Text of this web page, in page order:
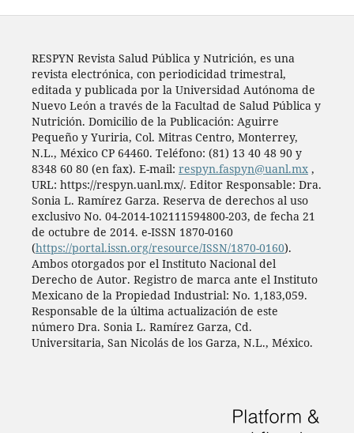
RESPYN Revista Salud Pública y Nutrición, es una
revista electrónica, con periodicidad trimestral,
editada y publicada por la Universidad Autónoma de
Nuevo León a través de la Facultad de Salud Pública y
Nutrición. Domicilio de la Publicación: Aguirre
Pequeño y Yuriria, Col. Mitras Centro, Monterrey,
N.L., México CP 64460. Teléfono: (81) 13 40 48 90 y
8348 60 80 (en fax). E-mail: respyn.faspyn@uanl.mx,
URL: https://respyn.uanl.mx/. Editor Responsable: Dra.
Sonia L. Ramírez Garza. Reserva de derechos al uso
exclusivo No. 04-2014-102111594800-203, de fecha 21
de octubre de 2014. e-ISSN 1870-0160
(https://portal.issn.org/resource/ISSN/1870-0160).
Ambos otorgados por el Instituto Nacional del
Derecho de Autor. Registro de marca ante el Instituto
Mexicano de la Propiedad Industrial: No. 1,183,059.
Responsable de la última actualización de este
número Dra. Sonia L. Ramírez Garza, Cd.
Universitaria, San Nicolás de los Garza, N.L., México.